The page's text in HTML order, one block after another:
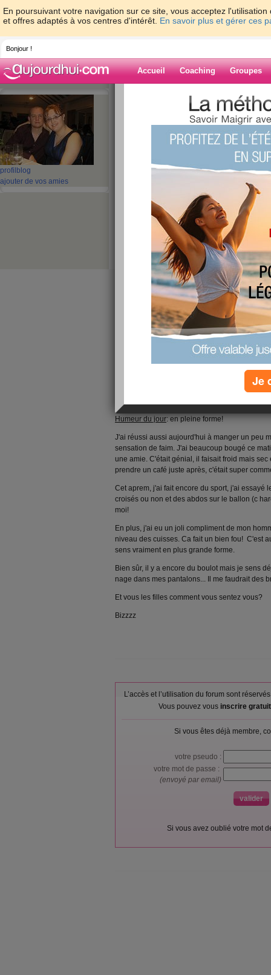
En poursuivant votre navigation sur ce site, vous acceptez
et offres adaptés à vos centres d'intérêt. En savoir plus et gérer ces
Bonjour !
Accueil Coaching Groupes
profil blog
ajouter de vos amies
> lulubabylove >
Blog de
Semaine 3 jeudi!
Humeur du jour: en pleine forme!
J'ai réussi aussi aujourd'hui à manger un peu
sensation de faim. J'ai beaucoup bougé ce
une amie. C'était génial, il faisait froid mais
prendre un café juste après, c'était super
Cet aprem, j'ai fait encore du sport, j'ai essayé
croisés ou non et des abdos sur le ballon (c
moi!
En plus, j'ai eu un joli compliment de mon
niveau des cuisses. Ca fait un bien fou! C'est
sens vraiment en plus grande forme.
Bien sûr, il y a encore du boulot mais je sens
nage dans mes pantalons... Il me faudrait des
Et vous les filles comment vous sentez vous?
Bizzzz
L’accès et l’utilisation du forum sont
Vous pouvez vous inscrire
Si vous êtes déjà membre,
votre pseudo :
votre mot de passe :
(envoyé par email)
Si vous avez oublié votre mot
Je